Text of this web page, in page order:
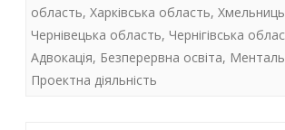
просторами
стійкості
o
k
p
p
n
область, Харківська область,
Чернівецька область, Чернігівська
Адвокація, Безперервна освіта,
Проектна діяльність